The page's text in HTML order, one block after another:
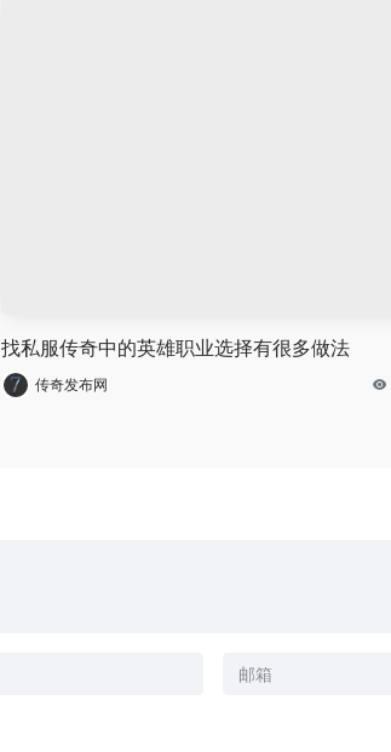
找私服传奇中的英雄职业选择有很多做法
传奇发布网